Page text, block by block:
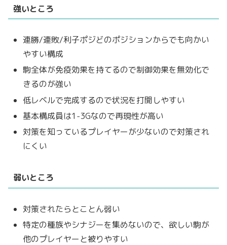
強いところ
連勝/連敗/利子ポジどのポジションからでも向かい
やすい構成
駒全体が免疫効果を持てるので制御効果を無効化で
きるのが強い
低レベルで完成するので状況を打開しやすい
基本構成員は1-3Gなので再現性が高い
対策を知っているプレイヤーが少ないので対策され
にくい
弱いところ
対策されたらとことん弱い
特定の種族やシナジーを集めないので、欲しい駒が
他のプレイヤーと被りやすい